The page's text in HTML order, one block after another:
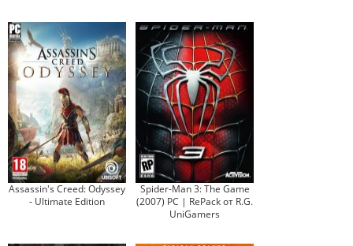
Assassin's Creed: Odyssey
- Ultimate Edition
Spider-Man 3: The Game
(2007) PC | RePack от R.G.
UniGamers